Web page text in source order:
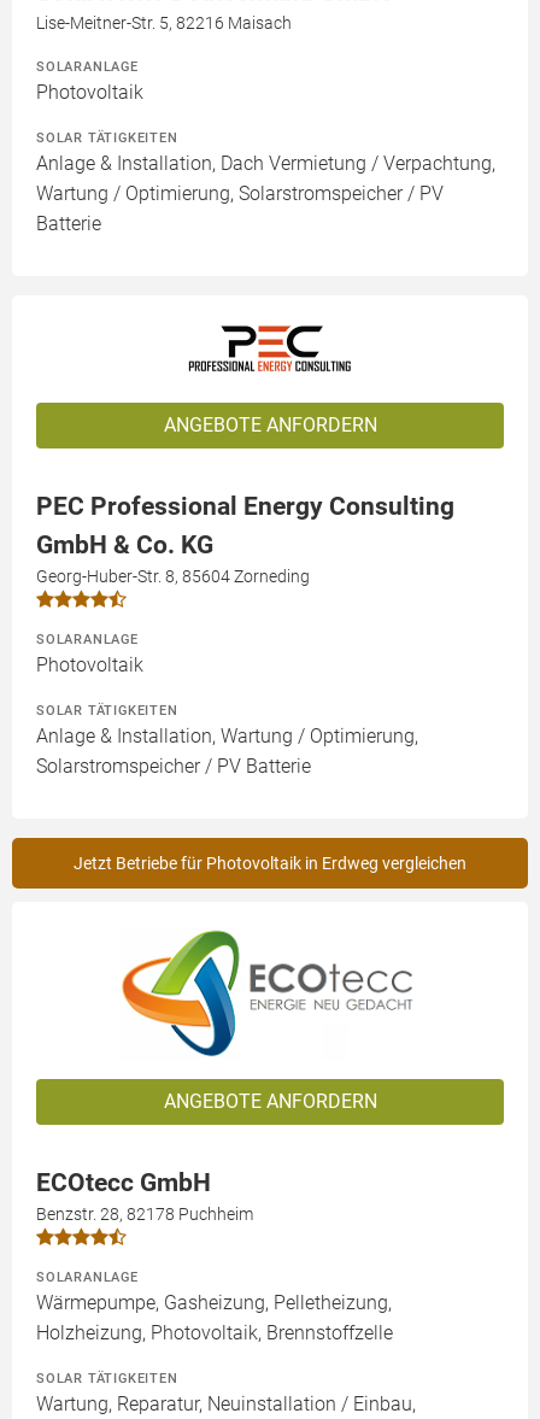
Lise-Meitner-Str. 5, 82216 Maisach
SOLARANLAGE
Photovoltaik
SOLAR TÄTIGKEITEN
Anlage & Installation, Dach Vermietung / Verpachtung,
Wartung / Optimierung, Solarstromspeicher / PV
Batterie
ANGEBOTE ANFORDERN
PEC Professional Energy Consulting
GmbH & Co. KG
Georg-Huber-Str. 8, 85604 Zorneding
SOLARANLAGE
Photovoltaik
SOLAR TÄTIGKEITEN
Anlage & Installation, Wartung / Optimierung,
Solarstromspeicher / PV Batterie
Jetzt Betriebe für Photovoltaik in Erdweg vergleichen
ANGEBOTE ANFORDERN
ECOtecc GmbH
Benzstr. 28, 82178 Puchheim
SOLARANLAGE
Wärmepumpe, Gasheizung, Pelletheizung,
Holzheizung, Photovoltaik, Brennstoffzelle
SOLAR TÄTIGKEITEN
Wartung, Reparatur, Neuinstallation / Einbau,